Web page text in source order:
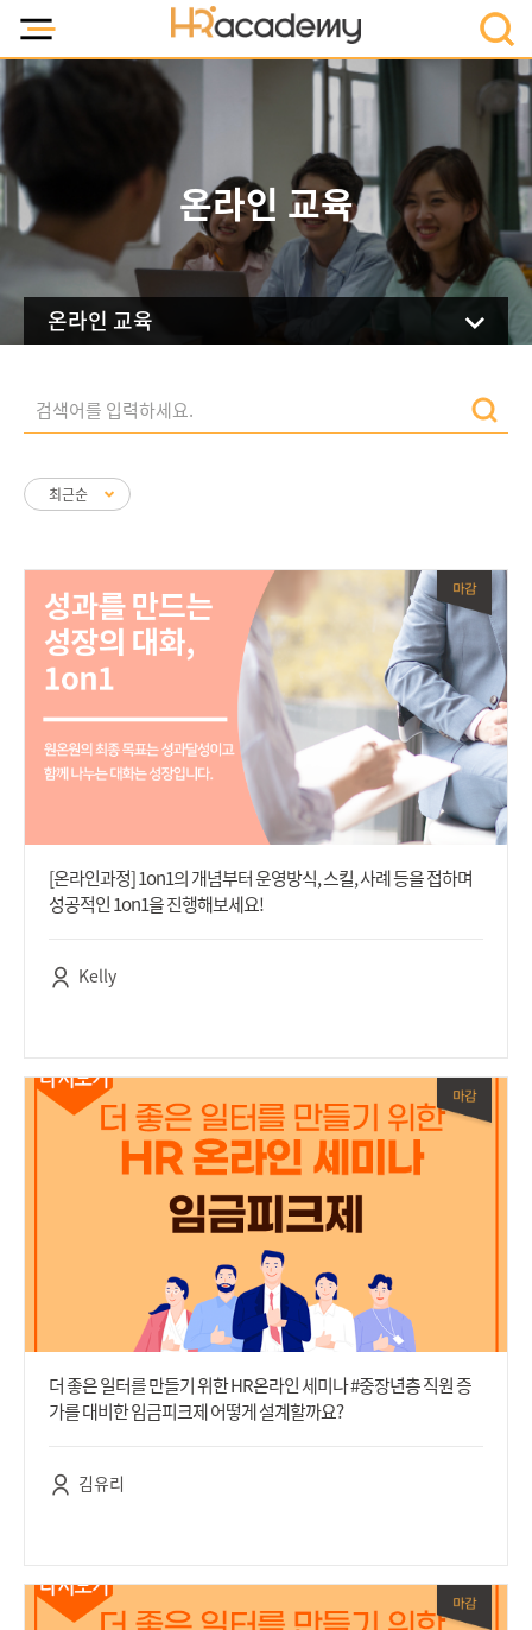
온라인 교육
온라인 교육
[온라인과정] 1on1의 개념부터 운영방식, 스킬, 사례 등을 접하며
성공적인 1on1을 진행해보세요!
Kelly
더 좋은 일터를 만들기 위한 HR온라인 세미나 #중장년층 직원 증
가를 대비한 임금피크제 어떻게 설계할까요?
김유리